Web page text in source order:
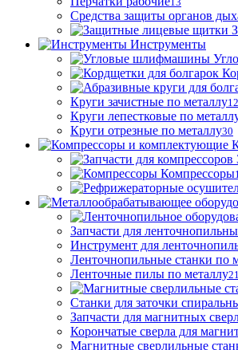
Средства защиты органов
Инструменты
Круги зачистные по металлу12
Круги лепестковые по
Круги отрезные по металлу30
Компрессоры
Запчасти для
Инструмент для
Ленточнопильные станки по
Ленточные пилы по металлу
Станки для заточки
Запчасти для магнитных
Корончатые сверла для
Магнитные сверлильные